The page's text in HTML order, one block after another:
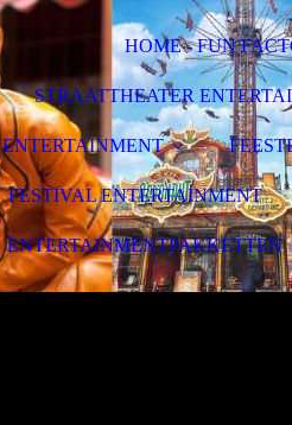
HOME - FUN
STRAATTHEATER
ENTERTAINMENT
FESTIVAL ENTERTAINMENT
ENTERTAINMENTPAKKETTEN